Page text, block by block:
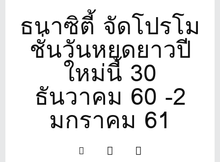
ธนาซิตี้ จัดโปรโม
ชั่นวันหยุดยาวปี
ใหม่นี้ 30
ธันวาคม 60 -2
มกราคม 61